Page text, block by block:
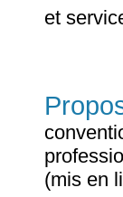
et
(mis en